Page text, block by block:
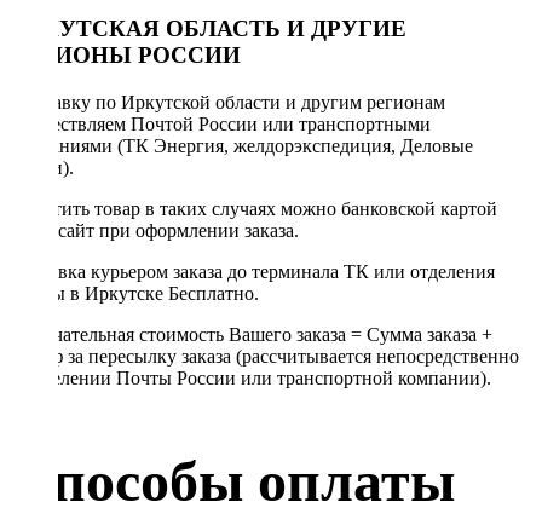
ИРКУТСКАЯ ОБЛАСТЬ И ДРУГИЕ
РЕГИОНЫ РОССИИ
Отправку по Иркутской области и другим регионам
осуществляем Почтой России или транспортными
компаниями (ТК Энергия, желдорэкспедиция, Деловые
линии).
Оплатить товар в таких случаях можно банковской картой
через сайт при оформлении заказа.
Доставка курьером заказа до терминала ТК или отделения
Почты в Иркутске Бесплатно.
Окончательная стоимость Вашего заказа = Сумма заказа +
Тариф за пересылку заказа (рассчитывается непосредственно
в отделении Почты России или транспортной компании).
Способы оплаты